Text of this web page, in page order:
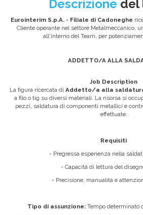
Descrizione del
Eurointerim S.p.A. - Filiale di Cadoneghe
Cliente operante nel settore Metalmeccanico,
all'interno del Team, per
ADDETTO/A ALLA
Job Description
La figura ricercata di Addetto/a alla
a filo o tig su diversi materiali. La risorsa si
pezzi, saldatura di componenti metallici e
effettuate.
Requisiti
- Pregressa esperienza nella
- Capacità di lettura del
- Precisione, manualità e
Tipo di assunzione: Tempo determinato